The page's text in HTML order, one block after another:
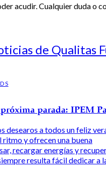
acudir. Cualquier duda o
de Qualitas
parada: IPEM
desearos a todos un feliz
ritmo y ofrecen una buena
recargar energías y
resulta fácil dedicar a